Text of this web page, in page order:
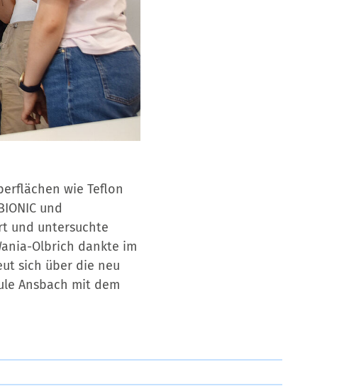
wie Teflon
und
und untersuchte
Olbrich dankte im
sich über die neu
Ansbach mit dem